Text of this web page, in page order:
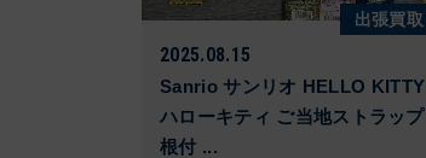
出張買取
2025.08.15
Sanrio サンリオ HELLO KITTY
ハローキティ ご当地ストラップ
根付 ...